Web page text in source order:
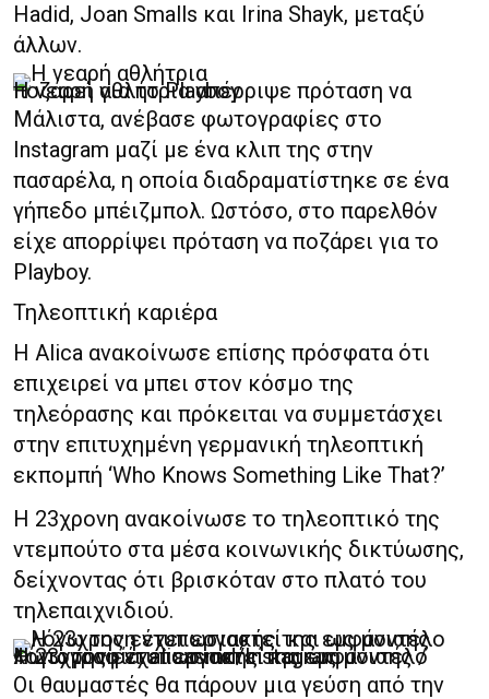
Hadid, Joan Smalls και Irina Shayk, μεταξύ
άλλων.
Η νεαρή αθλήτρια απέρριψε πρόταση να ποζάρει για το Playboy
Μάλιστα, ανέβασε φωτογραφίες στο
Instagram μαζί με ένα κλιπ της στην
πασαρέλα, η οποία διαδραματίστηκε σε ένα
γήπεδο μπέιζμπολ. Ωστόσο, στο παρελθόν
είχε απορρίψει πρόταση να ποζάρει για το
Playboy.
Τηλεοπτική καριέρα
Η Alica ανακοίνωσε επίσης πρόσφατα ότι
επιχειρεί να μπει στον κόσμο της
τηλεόρασης και πρόκειται να συμμετάσχει
στην επιτυχημένη γερμανική τηλεοπτική
εκπομπή ‘Who Knows Something Like That?’
Η 23χρονη ανακοίνωσε το τηλεοπτικό της
ντεμπούτο στα μέσα κοινωνικής δικτύωσης,
δείχνοντας ότι βρισκόταν στο πλατό του
τηλεπαιχνιδιού.
Η 23χρονη έχει εργαστεί και ως μοντέλο λόγω της εντυπωσιακής της εμφάνισης / Φωτογραφία: alicasmd/Instagram
Οι θαυμαστές θα πάρουν μια γεύση από την